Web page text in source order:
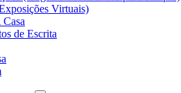
Virtuais)
de Escrita